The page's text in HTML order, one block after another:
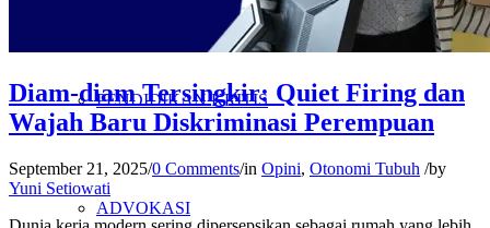
PENDIDIKAN KRITIS
ADVOKASI
Diam-diam Tersingkir: Quiet Firing dan
Wajah Baru Diskriminasi Perempuan
September 21, 2025/0 Comments/in Opini, Otonomi Tubuh /by
Yuni Setiowati